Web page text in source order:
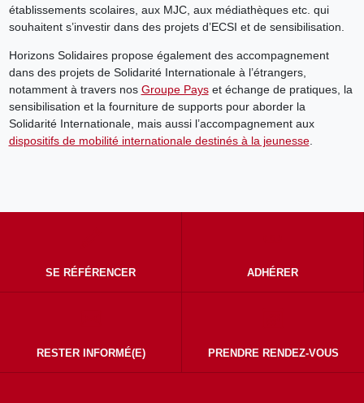
établissements scolaires, aux MJC, aux médiathèques etc. qui
souhaitent s’investir dans des projets d’ECSI et de sensibilisation.
Horizons Solidaires propose également des accompagnement
dans des projets de Solidarité Internationale à l’étrangers,
notamment à travers nos Groupe Payset échange de pratiques, la
sensibilisation et la fourniture de supports pour aborder la
Solidarité Internationale, mais aussi l’accompagnement aux
dispositifs de mobilité internationale destinés à la jeunesse.
SE RÉFÉRENCER ADHÉRER
RESTER INFORMÉ(E) PRENDRE RENDEZ-VOUS